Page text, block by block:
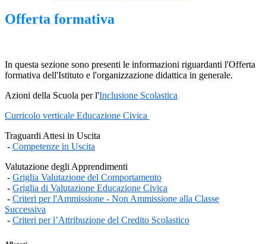
Offerta formativa
In questa sezione sono presenti le informazioni riguardanti l'Offerta
formativa dell'Istituto e l'organizzazione didattica in generale.
Azioni della Scuola per l'Inclusione Scolastica
Curricolo verticale Educazione Civica
Traguardi Attesi in Uscita
- Competenze in Uscita
Valutazione degli Apprendimenti
- Griglia Valutazione del Comportamento
- Griglia di Valutazione Educazione Civica
- Criteri per l'Ammissione - Non Ammissione alla Classe
Successiva
- Criteri per l’Attribuzione del Credito Scolastico